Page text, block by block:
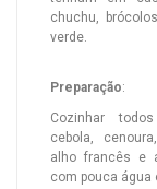
chuchu,
verde.
Preparação:
Cozinhar
cebola,
alho francês e
com pouca água